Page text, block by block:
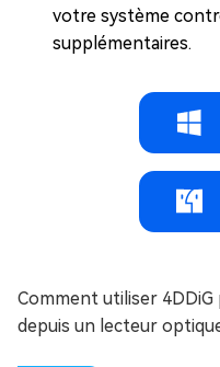
votre système
supplémentaires.
Comment utiliser
depuis un lecteur